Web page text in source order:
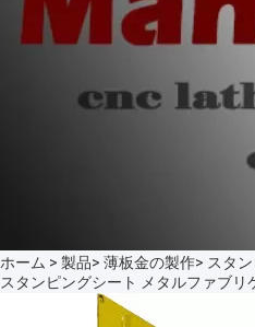
ホーム > 製品> 薄板金の製作> スタ
スタンピングシート メタルファブ